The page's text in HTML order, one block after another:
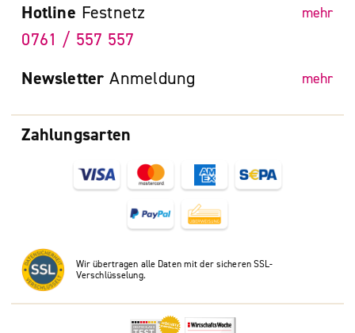
Zahlungsarten
Wir übertragen alle Daten mit der sicheren SSL-
Verschlüsselung.
Hotline Festnetz mehr
0761 / 557 557
Newsletter Anmeldung mehr